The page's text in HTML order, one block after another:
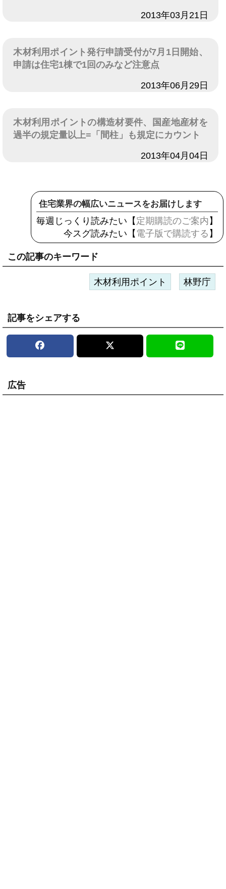
2013年03月21日
木材利用ポイント発行申請受付が7月1日開始、
申請は住宅1棟で1回のみなど注意点
2013年06月29日
木材利用ポイントの構造材要件、国産地産材を
過半の規定量以上=「間柱」も規定にカウント
2013年04月04日
住宅業界の幅広いニュースをお届けします
毎週じっくり読みたい【 定期購読のご案内 】
今スグ読みたい【 電子版で購読する 】
この記事のキーワード
木材利用ポイント 林野庁
記事をシェアする
広告